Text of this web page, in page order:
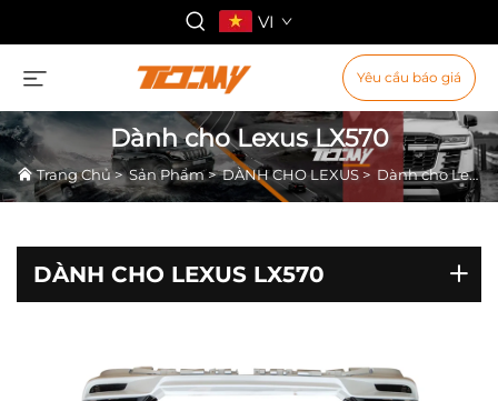
VI
Yêu cầu báo giá
Dành cho Lexus LX570
Trang Chủ>Sản Phẩm>DÀNH CHO LEXUS > Dành cho Lexus LX570
DÀNH CHO LEXUS LX570